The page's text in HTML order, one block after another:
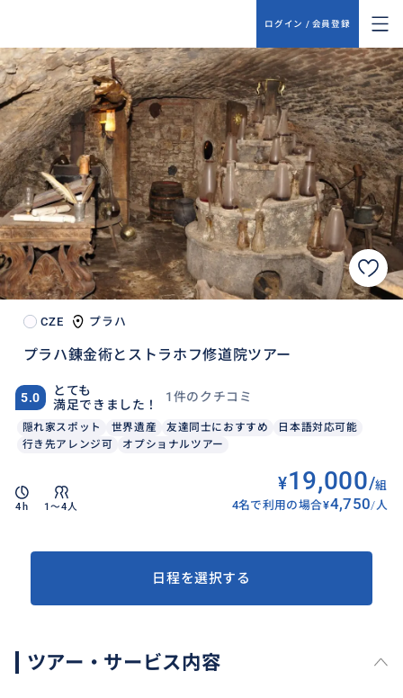
ログイン / 会員登録
CZE プラハ
プラハ錬金術とストラホフ修道院ツアー
5.0
とても
満足できました！
1件のクチコミ
隠れ家スポット 世界遺産 友達同士におすすめ
日本語対応可能
行き先アレンジ可
オプショナルツアー
4h 1〜4人
¥19,000/組
4名で利用の場合¥4,750/人
日程を選択する
ツアー・サービス内容